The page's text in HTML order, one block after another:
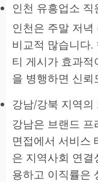
인천 유흥업소 직
인천은 주말 저
비교적 많습니다.
티 게시가 효과
을 병행하면 신뢰
강남/강북 지역의
강남은 브랜드
면접에서 서비스
은 지역사회 연
용하고 이직률은